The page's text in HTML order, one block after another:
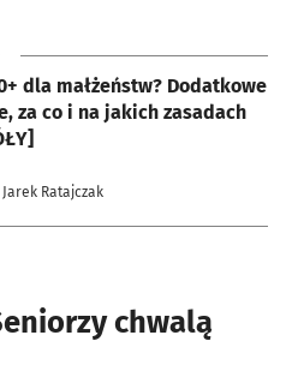
dla małżeństw? Dodatkowe
za co i na jakich zasadach
| Jarek Ratajczak
chwalą